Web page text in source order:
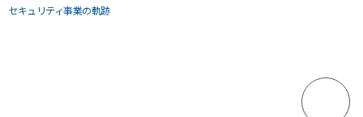
セキュリティ事業の軌跡